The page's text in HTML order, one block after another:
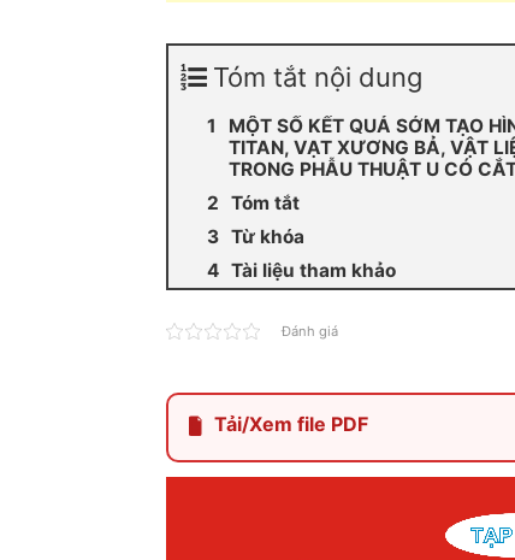
Tóm tắt nội dung
MỘT SỐ KẾT QUẢ SỚM TẠO
TITAN, VẠT XƯƠNG BẢ, VẬT
TRONG PHẪU THUẬT U CÓ
Tóm tắt
Từ khóa
Tài liệu tham khảo
Đánh giá
Tải/Xem file PDF